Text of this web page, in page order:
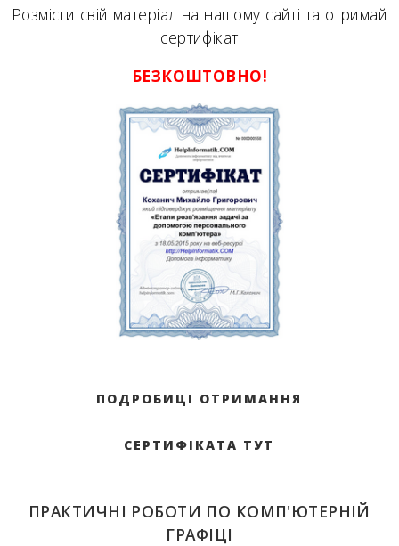
Розмісти свій матеріал на нашому сайті та отримай
сертифікат
БЕЗКОШТОВНО!
ПОДРОБИЦІ ОТРИМАННЯ
СЕРТИФІКАТА ТУТ
ПРАКТИЧНІ РОБОТИ ПО КОМП'ЮТЕРНІЙ
ГРАФІЦІ